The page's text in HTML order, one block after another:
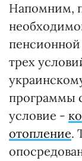
Напомним,
трех
программы
условие -
отопление.